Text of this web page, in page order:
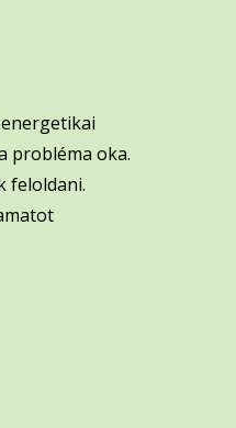
probléma oka.
feloldani.